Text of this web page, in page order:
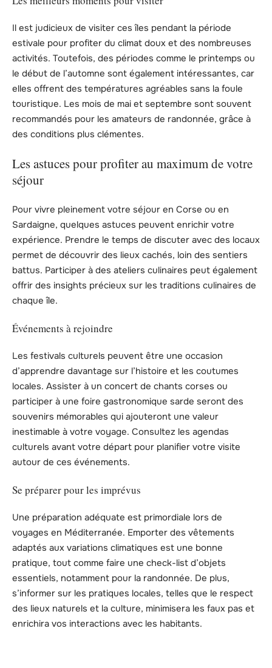
Il est judicieux de visiter ces îles pendant la période
estivale pour profiter du climat doux et des nombreuses
activités. Toutefois, des périodes comme le printemps ou
le début de l’automne sont également intéressantes, car
elles offrent des températures agréables sans la foule
touristique. Les mois de mai et septembre sont souvent
recommandés pour les amateurs de randonnée, grâce à
des conditions plus clémentes.
Les astuces pour profiter au maximum de votre
séjour
Pour vivre pleinement votre séjour en Corse ou en
Sardaigne, quelques astuces peuvent enrichir votre
expérience. Prendre le temps de discuter avec des locaux
permet de découvrir des lieux cachés, loin des sentiers
battus. Participer à des ateliers culinaires peut également
offrir des insights précieux sur les traditions culinaires de
chaque île.
Événements à rejoindre
Les festivals culturels peuvent être une occasion
d’apprendre davantage sur l’histoire et les coutumes
locales. Assister à un concert de chants corses ou
participer à une foire gastronomique sarde seront des
souvenirs mémorables qui ajouteront une valeur
inestimable à votre voyage. Consultez les agendas
culturels avant votre départ pour planifier votre visite
autour de ces événements.
Se préparer pour les imprévus
Une préparation adéquate est primordiale lors de
voyages en Méditerranée. Emporter des vêtements
adaptés aux variations climatiques est une bonne
pratique, tout comme faire une check-list d’objets
essentiels, notamment pour la randonnée. De plus,
s’informer sur les pratiques locales, telles que le respect
des lieux naturels et la culture, minimisera les faux pas et
enrichira vos interactions avec les habitants.